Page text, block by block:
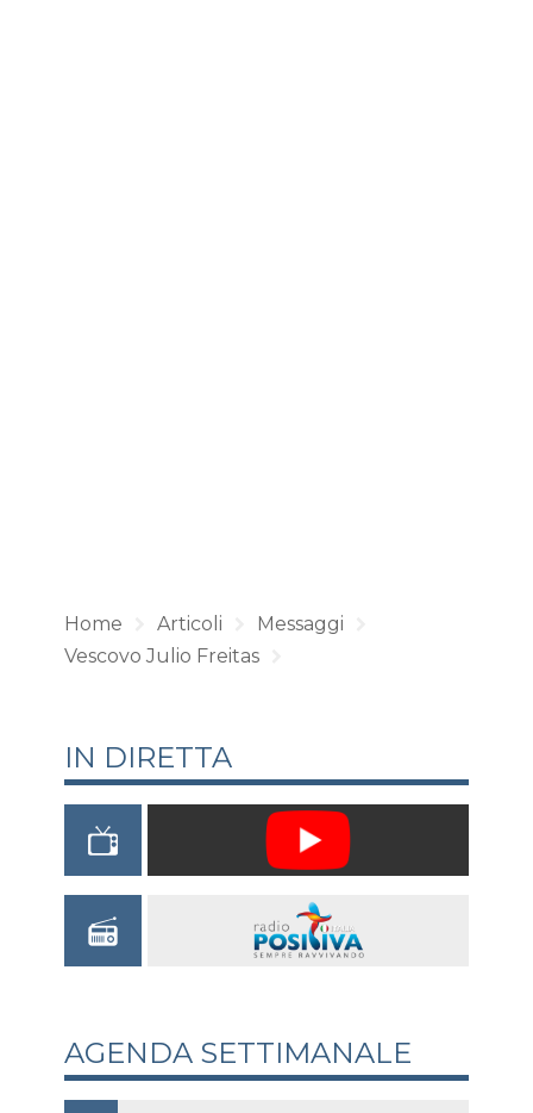
Home Articoli
Messaggi
Vescovo Julio Freitas
IN DIRETTA
AGENDA SETTIMANALE